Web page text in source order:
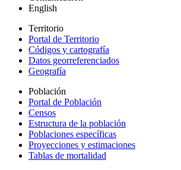
English
Territorio
Portal de Territorio
Códigos y cartografía
Datos georreferenciados
Geografía
Población
Portal de Población
Censos
Estructura de la población
Poblaciones específicas
Proyecciones y estimaciones
Tablas de mortalidad